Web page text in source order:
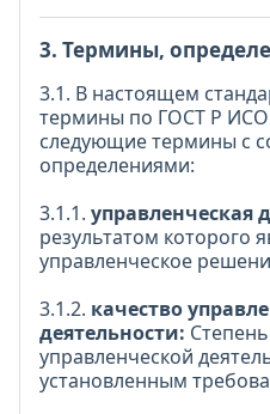
3. Термины,
3.1. В настоящем
термины по ГОСТ Р ИСО
следующие термины с
определениями:
3.1.1. управленческая
результатом которого
управленческое
3.1.2. качество
деятельности:
управленческой
установленным